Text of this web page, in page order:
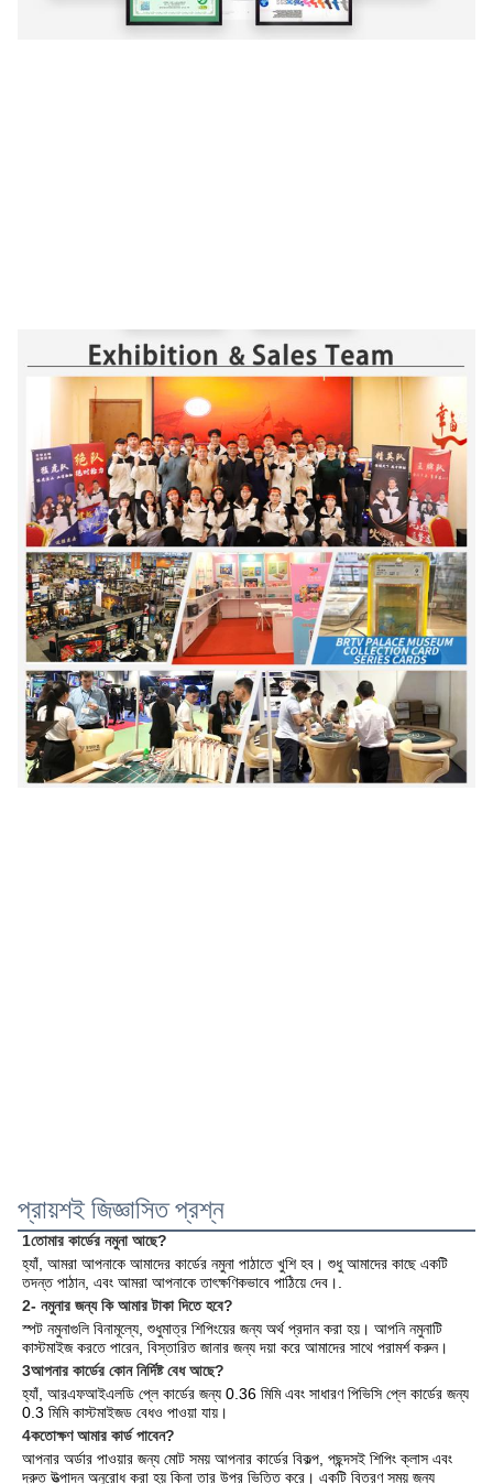
প্রায়শই জিজ্ঞাসিত প্রশ্ন
1তোমার কার্ডের নমুনা আছে?
হ্যাঁ, আমরা আপনাকে আমাদের কার্ডের নমুনা পাঠাতে খুশি হব। শুধু আমাদের কাছে একটি
তদন্ত পাঠান, এবং আমরা আপনাকে তাৎক্ষণিকভাবে পাঠিয়ে দেব।
2- নমুনার জন্য কি আমার টাকা দিতে হবে?
স্পট নমুনাগুলি বিনামূল্যে, শুধুমাত্র শিপিংয়ের জন্য অর্থ প্রদান করা হয়। আপনি নমুনাটি
কাস্টমাইজ করতে পারেন, বিস্তারিত জানার জন্য দয়া করে আমাদের সাথে পরামর্শ করুন।
3আপনার কার্ডের কোন নির্দিষ্ট বেধ আছে?
হ্যাঁ, আরএফআইএলডি প্লে কার্ডের জন্য 0.36 মিমি এবং সাধারণ পিভিসি প্লে কার্ডের জন্য
0.3 মিমি কাস্টমাইজড বেধও পাওয়া যায়।
4কতোক্ষণ আমার কার্ড পাবেন?
আপনার অর্ডার পাওয়ার জন্য মোট সময় আপনার কার্ডের বিকল্প, পছন্দসই শিপিং ক্লাস এবং
দ্রুত উত্পাদন অনুরোধ করা হয় কিনা তার উপর ভিত্তি করে। একটি বিতরণ সময় জন্য